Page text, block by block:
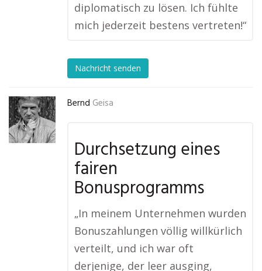
diplomatisch zu lösen. Ich fühlte
mich jederzeit bestens vertreten!“
Nachricht senden
Bernd Geisa
Durchsetzung eines
fairen
Bonusprogramms
„In meinem Unternehmen wurden
Bonuszahlungen völlig willkürlich
verteilt, und ich war oft
derjenige, der leer ausging,